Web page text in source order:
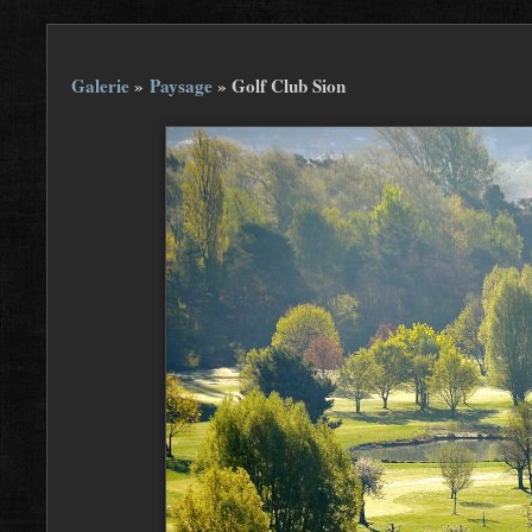
Galerie» Paysage» Golf Club Sion